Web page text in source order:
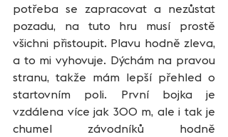
potřeba se zapracovat a nezůstat
pozadu, na tuto hru musí prostě
všichni přistoupit. Plavu hodně zleva,
a to mi vyhovuje. Dýchám na pravou
stranu, takže mám lepší přehled o
startovním poli. První bojka je
vzdálena více jak 300 m, ale i tak je
chumel závodníků hodně